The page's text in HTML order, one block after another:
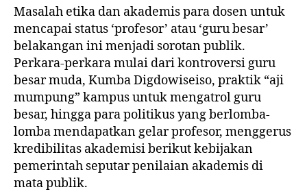
Masalah etika dan akademis para dosen untuk
mencapai status ‘profesor’ atau ‘guru besar’
belakangan ini menjadi sorotan publik.
Perkara-perkara mulai dari kontroversi guru
besar muda, Kumba Digdowiseiso, praktik “aji
mumpung” kampus untuk mengatrol guru
besar, hingga para politikus yang berlomba-
lomba mendapatkan gelar profesor, menggerus
kredibilitas akademisi berikut kebijakan
pemerintah seputar penilaian akademis di
mata publik.